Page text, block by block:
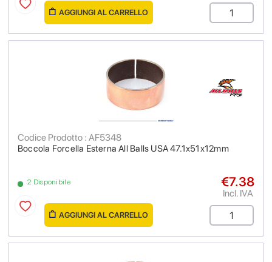
AGGIUNGI AL CARRELLO
Boccola Forcella Esterna All Balls USA 47.1x51x12mm
Codice Prodotto : AF5348
2 Disponibile €7.38
Incl. IVA
AGGIUNGI AL CARRELLO